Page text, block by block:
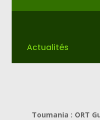
Actualités
Toumania : ORT